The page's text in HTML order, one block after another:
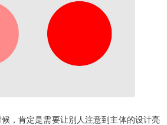
，肯定是需要让别人注意到主体的设计亮